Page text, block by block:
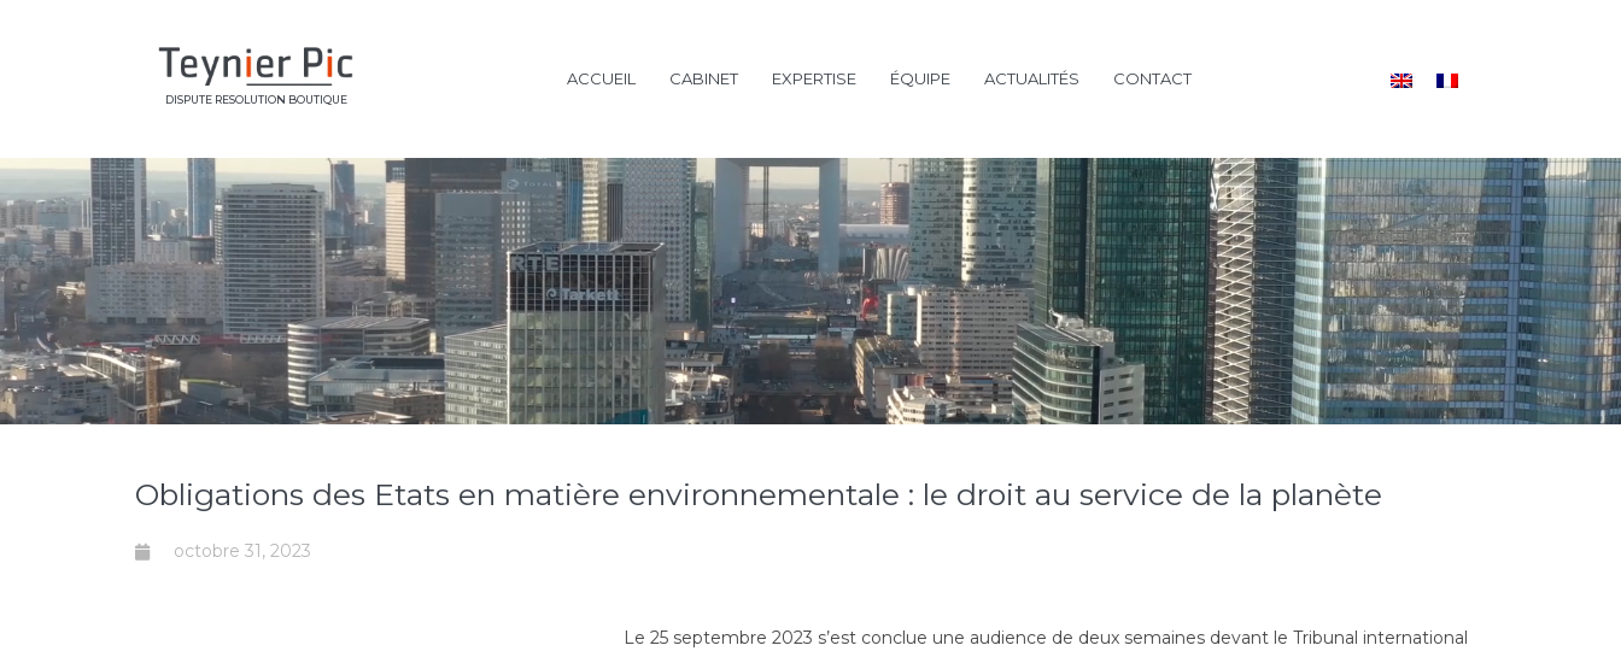
DISPUTE RESOLUTION BOUTIQUE
ACCUEIL CABINET EXPERTISE ÉQUIPE ACTUALITÉS CONTACT
Obligations des Etats en matière environnementale : le droit au service de la planète
octobre 31, 2023
Le 25 septembre 2023 s’est conclue une audience de deux semaines devant le Tribunal international